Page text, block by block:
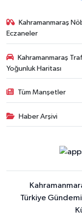
Kahramanmaraş
Eczaneler
Kahramanmaraş
Yoğunluk Haritası
Tüm Manşetler
Haber Arşivi
Türkiye Gündemi